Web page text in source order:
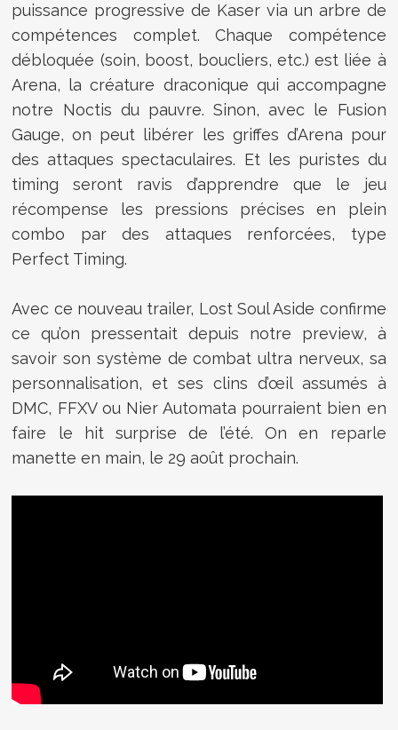
puissance progressive de Kaser via un arbre de
compétences complet. Chaque compétence
débloquée (soin, boost, boucliers, etc.) est liée à
Arena, la créature draconique qui accompagne
notre Noctis du pauvre. Sinon, avec le Fusion
Gauge, on peut libérer les griffes d’Arena pour
des attaques spectaculaires. Et les puristes du
timing seront ravis d’apprendre que le jeu
récompense les pressions précises en plein
combo par des attaques renforcées, type
Perfect Timing.
Avec ce nouveau trailer, Lost Soul Aside confirme
ce qu’on pressentait depuis notre preview, à
savoir son système de combat ultra nerveux, sa
personnalisation, et ses clins d’œil assumés à
DMC, FFXV ou Nier Automata pourraient bien en
faire le hit surprise de l’été. On en reparle
manette en main, le 29 août prochain.